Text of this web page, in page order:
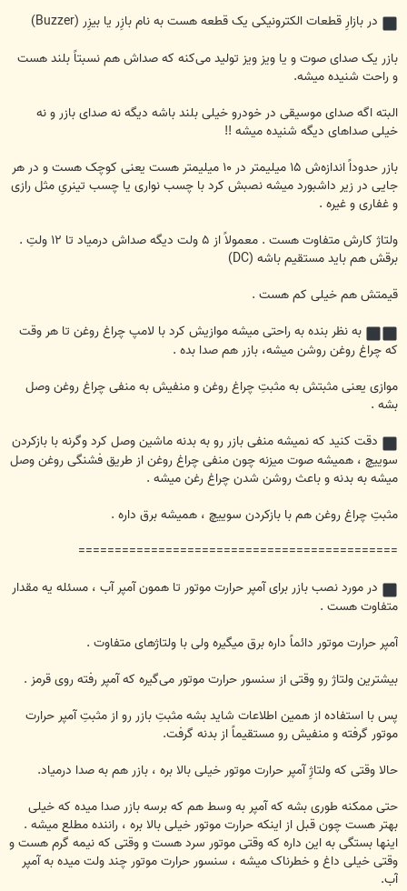
در بازارِ قطعات الکترونیکی یک قطعه هست به نام بازِر یا بیزِر (Buzzer)
بازر یک صدای صوت و یا ویز ویز تولید می‌کنه که صداش هم نسبتاً بلند هست
و راحت شنیده میشه.
البته اگه صدای موسیقی در خودرو خیلی بلند باشه دیگه نه صدای بازر و نه
خیلی صداهای دیگه شنیده میشه !!
بازر حدوداً اندازه‌ش ۱۵ میلیمتر در ۱۰ میلیمتر هست یعنی کوچک هست و در هر
جایی در زیر داشبورد میشه نصبش کرد با چسب نواری یا چسب تینریِ مثل رازی
و غفاری و غیره .
ولتاژ کارش متفاوت هست . معمولاً از ۵ ولت دیگه صداش درمیاد تا ۱۲ ولتِ .
برقش هم باید مستقیم باشه (DC)
قیمتش هم خیلی کم هست .
به نظر بنده به راحتی میشه موازیش کرد با لامپ چراغ روغن تا هر وقت
که چراغ روغن روشن میشه، بازر هم صدا بده .
موازی یعنی مثبتش به مثبتِ چراغ روغن و منفیش به منفی چراغ روغن وصل
بشه .
دقت کنید که نمیشه منفی بازر رو به بدنه ماشین وصل کرد وگرنه با بازکردن
سوییچ ، همیشه صوت میزنه چون منفی چراغ روغن از طریق فشنگی روغن وصل
میشه به بدنه و باعث روشن شدن چراغ رغن میشه .
مثبتِ چراغ روغن هم با بازکردن سوییچ ، همیشه برق داره .
============================================
در مورد نصب بازر برای آمپر حرارت موتور تا همون آمپر آب ، مسئله یه مقدار
متفاوت هست .
آمپر حرارت موتور دائماً داره برق میگیره ولی با ولتاژهای متفاوت .
بیشترین ولتاژ رو وقتی از سنسور حرارت موتور می‌گیره که آمپر رفته روی قرمز .
پس با استفاده از همین اطلاعات شاید بشه مثبتِ بازر رو از مثبتِ آمپر حرارت
موتور گرفته و منفیش رو مستقیماً از بدنه گرفت.‌
حالا وقتی که ولتاژِ آمپر حرارت موتور خیلی بالا بره ، بازر هم به صدا درمیاد.
حتی ممکنه طوری بشه که آمپر به وسط هم که برسه بازر صدا میده که خیلی
بهتر هست چون قبل از اینکه حرارت موتور خیلی بالا بره ، راننده مطلع میشه .
اینها بستگی به این داره که وقتی موتور سرد هست و وقتی که نیمه گرم هست و
وقتی خیلی داغ و خطرناک میشه ، سنسور حرارت موتور چند ولت میده به آمپر
آب.